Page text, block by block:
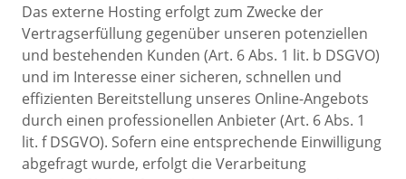
Das externe Hosting erfolgt zum Zwecke der
Vertragserfüllung gegenüber unseren potenziellen
und bestehenden Kunden (Art. 6 Abs. 1 lit. b DSGVO)
und im Interesse einer sicheren, schnellen und
effizienten Bereitstellung unseres Online-Angebots
durch einen professionellen Anbieter (Art. 6 Abs. 1
lit. f DSGVO). Sofern eine entsprechende Einwilligung
abgefragt wurde, erfolgt die Verarbeitung